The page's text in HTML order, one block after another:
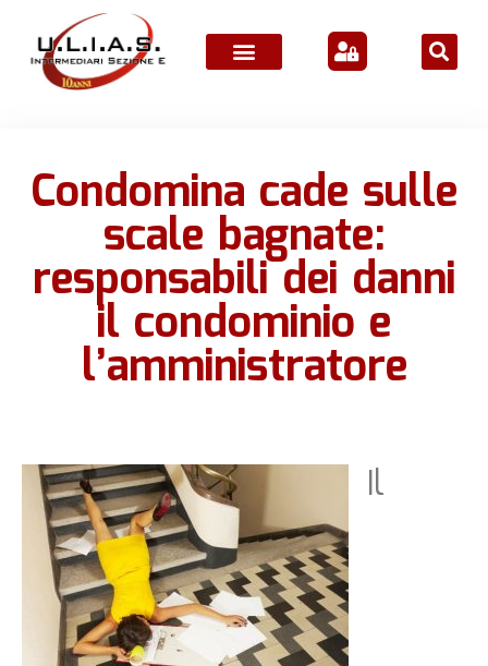
Condomina cade sulle
scale bagnate:
responsabili dei danni
il condominio e
l’amministratore
Il